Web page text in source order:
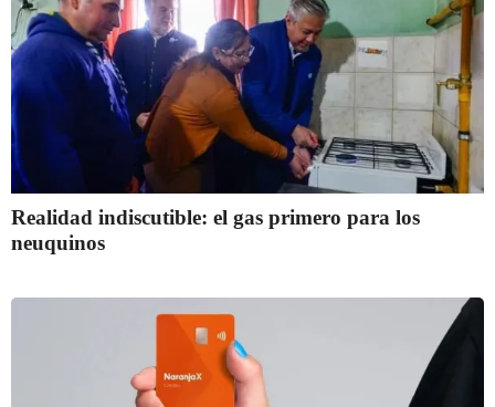
Realidad indiscutible: el gas primero para los
neuquinos